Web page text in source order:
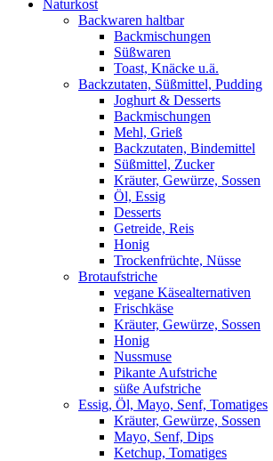
Naturkost
Backwaren haltbar
Backmischungen
Süßwaren
Toast, Knäcke u.ä.
Backzutaten, Süßmittel, Pudding
Joghurt & Desserts
Backmischungen
Mehl, Grieß
Backzutaten, Bindemittel
Süßmittel, Zucker
Kräuter, Gewürze, Sossen
Öl, Essig
Desserts
Getreide, Reis
Honig
Trockenfrüchte, Nüsse
Brotaufstriche
vegane Käsealternativen
Frischkäse
Kräuter, Gewürze, Sossen
Honig
Nussmuse
Pikante Aufstriche
süße Aufstriche
Essig, Öl, Mayo, Senf, Tomatiges
Kräuter, Gewürze, Sossen
Mayo, Senf, Dips
Ketchup, Tomatiges